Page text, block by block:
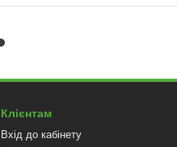
Клієнтам
Вхід до кабінету